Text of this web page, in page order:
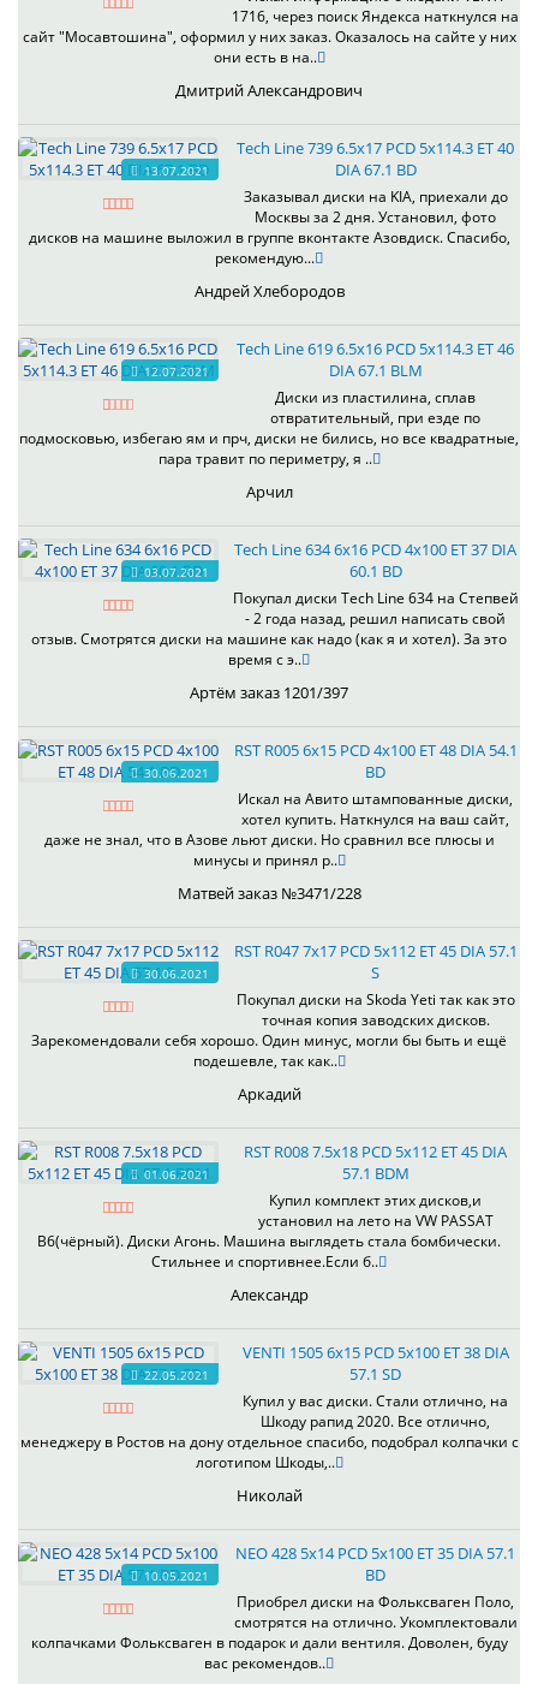
1716, через поиск Яндекса наткнулся на
сайт "Мосавтошина", оформил у них заказ. Оказалось на сайте у них
они есть в на..
Дмитрий Александрович
13.07.2021
Tech Line 739 6.5x17 PCD 5x114.3 ET 40
DIA 67.1 BD
Заказывал диски на KIA, приехали до
Москвы за 2 дня. Установил, фото
дисков на машине выложил в группе вконтакте Азовдиск. Спасибо,
рекомендую...
Андрей Хлебородов
12.07.2021
Tech Line 619 6.5x16 PCD 5x114.3 ET 46
DIA 67.1 BLM
Диски из пластилина, сплав
отвратительный, при езде по
подмосковью, избегаю ям и прч, диски не бились, но все квадратные,
пара травит по периметру, я ..
Арчил
03.07.2021
Tech Line 634 6x16 PCD 4x100 ET 37 DIA
60.1 BD
Покупал диски Tech Line 634 на Степвей
- 2 года назад, решил написать свой
отзыв. Смотрятся диски на машине как надо (как я и хотел). За это
время с э..
Артём заказ 1201/397
30.06.2021
RST R005 6x15 PCD 4x100 ET 48 DIA 54.1
BD
Искал на Авито штампованные диски,
хотел купить. Наткнулся на ваш сайт,
даже не знал, что в Азове льют диски. Но сравнил все плюсы и
минусы и принял р..
Матвей заказ №3471/228
30.06.2021
RST R047 7x17 PCD 5x112 ET 45 DIA 57.1
S
Покупал диски на Skoda Yeti так как это
точная копия заводских дисков.
Зарекомендовали себя хорошо. Один минус, могли бы быть и ещё
подешевле, так как..
Аркадий
01.06.2021
RST R008 7.5x18 PCD 5x112 ET 45 DIA
57.1 BDM
Купил комплект этих дисков,и
установил на лето на VW PASSAT
B6(чёрный). Диски Агонь. Машина выглядеть стала бомбически.
Стильнее и спортивнее.Если б..
Александр
22.05.2021
VENTI 1505 6x15 PCD 5x100 ET 38 DIA
57.1 SD
Купил у вас диски. Стали отлично, на
Шкоду рапид 2020. Все отлично,
менеджеру в Ростов на дону отдельное спасибо, подобрал колпачки с
логотипом Шкоды,..
Николай
10.05.2021
NEO 428 5x14 PCD 5x100 ET 35 DIA 57.1
BD
Приобрел диски на Фольксваген Поло,
смотрятся на отлично. Укомплектовали
колпачками Фольксваген в подарок и дали вентиля. Доволен, буду
вас рекомендов..